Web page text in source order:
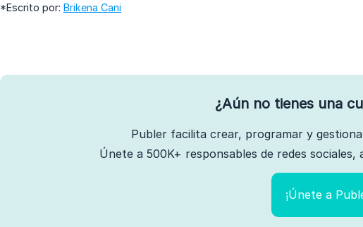
*Escrito por: Brikena Cani
¿Aún no tienes una
Publer facilita crear, programar y
Únete a 500K+ responsables de redes
¡Únete a